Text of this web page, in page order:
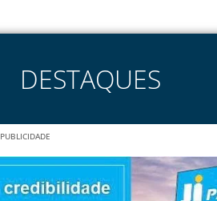
DESTAQUES
PUBLICIDADE